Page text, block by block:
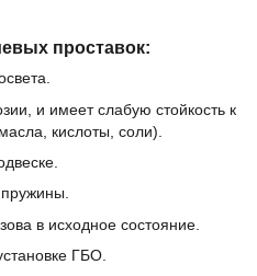
проставок:
и имеет слабую стойкость к
кислоты, соли).
в исходное состояние.
ГБО.